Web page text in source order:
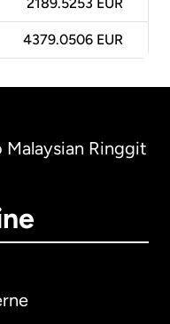
2189.5253 EUR
4379.0506 EUR
Ringgit